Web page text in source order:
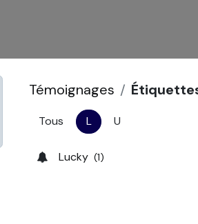
Témoignages
Tous L U
Lucky (1)